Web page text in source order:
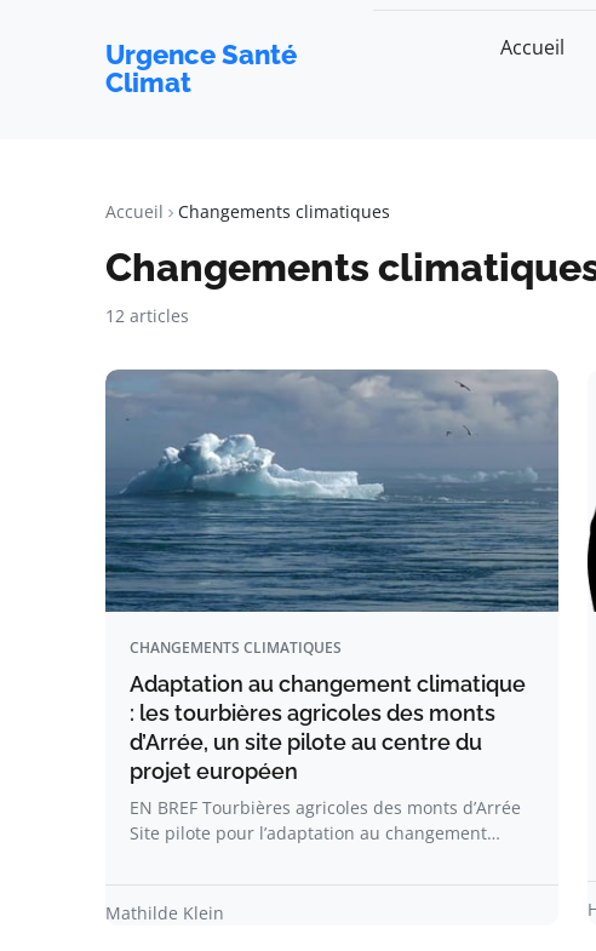
Urgence Santé
Climat
Accueil
Accueil Changements climatiques
Changements
12 articles
CHANGEMENTS CLIMATIQUES
Adaptation au changement climatique
: les tourbières agricoles des monts
d’Arrée, un site pilote au centre du
projet européen
EN BREF Tourbières agricoles des monts d’Arrée
Site pilote pour l’adaptation au changement…
Mathilde Klein